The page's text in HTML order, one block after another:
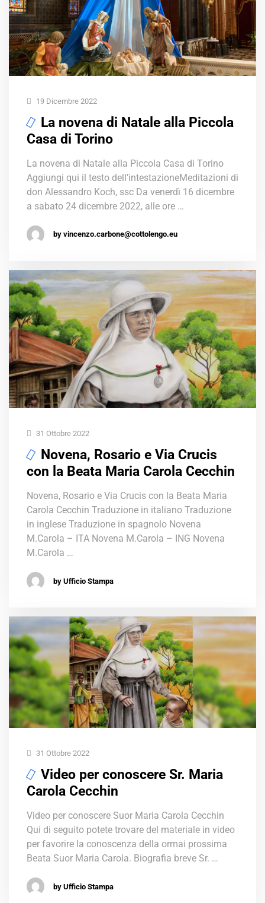
19 Dicembre 2022
La novena di Natale alla Piccola
Casa di Torino
La novena di Natale alla Piccola Casa di Torino
Aggiungi qui il testo dell’intestazioneMeditazioni di
don Alessandro Koch, ssc Da venerdì 16 dicembre
a sabato 24 dicembre 2022, alle ore …
by vincenzo.carbone@cottolengo.eu
31 Ottobre 2022
Novena, Rosario e Via Crucis
con la Beata Maria Carola Cecchin
Novena, Rosario e Via Crucis con la Beata Maria
Carola Cecchin Traduzione in italiano Traduzione
in inglese Traduzione in spagnolo Novena
M.Carola – ITA Novena M.Carola – ING Novena
M.Carola …
by Ufficio Stampa
31 Ottobre 2022
Video per conoscere Sr. Maria
Carola Cecchin
Video per conoscere Suor Maria Carola Cecchin
Qui di seguito potete trovare del materiale in video
per favorire la conoscenza della ormai prossima
Beata Suor Maria Carola. Biografia breve Sr. …
by Ufficio Stampa